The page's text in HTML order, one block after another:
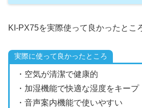
KI-PX75を実際使って良かったとこ
実際に使って良かったところ
・空気が清潔で健康的
・加湿機能で快適な湿度をキープ
・音声案内機能で使いやすい